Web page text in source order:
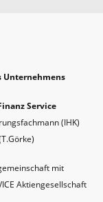
Unternehmens
Service
(IHK)
mit
Aktiengesellschaft